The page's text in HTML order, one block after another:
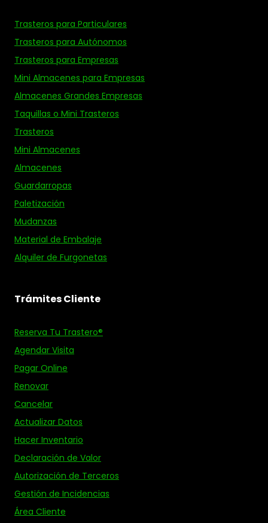
Trasteros para Particulares
Trasteros para Autónomos
Trasteros para Empresas
Mini Almacenes para Empresas
Almacenes Grandes Empresas
Taquillas o Mini Trasteros
Trasteros
Mini Almacenes
Almacenes
Guardarropas
Paletización
Mudanzas
Material de Embalaje
Alquiler de Furgonetas
Trámites Cliente
Reserva Tu Trastero®
Agendar Visita
Pagar Online
Renovar
Cancelar
Actualizar Datos
Hacer Inventario
Declaración de Valor
Autorización de Terceros
Gestión de Incidencias
Área Cliente